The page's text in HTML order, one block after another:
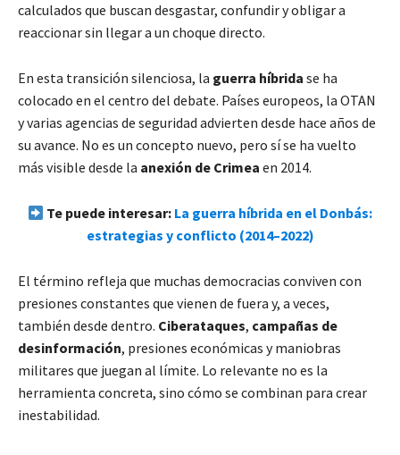
calculados que buscan desgastar, confundir y obligar a
reaccionar sin llegar a un choque directo.
En esta transición silenciosa, la guerra híbrida se ha
colocado en el centro del debate. Países europeos, la OTAN
y varias agencias de seguridad advierten desde hace años de
su avance. No es un concepto nuevo, pero sí se ha vuelto
más visible desde la anexión de Crimea en 2014.
Te puede interesar: La guerra híbrida en el Donbás:
estrategias y conflicto (2014–2022)
El término refleja que muchas democracias conviven con
presiones constantes que vienen de fuera y, a veces,
también desde dentro. Ciberataques, campañas de
desinformación, presiones económicas y maniobras
militares que juegan al límite. Lo relevante no es la
herramienta concreta, sino cómo se combinan para crear
inestabilidad.